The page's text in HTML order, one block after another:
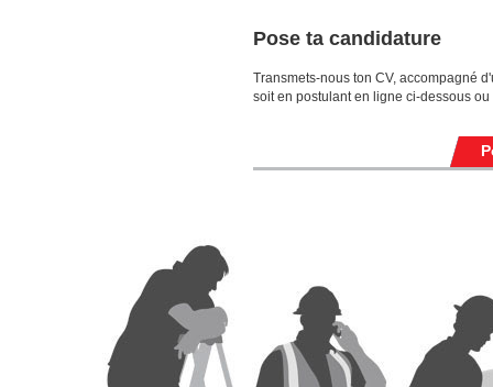
Pose ta candidature
Transmets-nous ton CV, accompagné
soit en postulant en ligne ci-dessous